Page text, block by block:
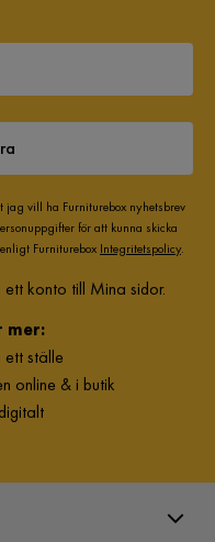
vill ha Furniturebox nyhetsbrev
för att kunna skicka
Furniturebox Integritetspolicy.
konto till Mina sidor.
mer:
ställe
online & i butik